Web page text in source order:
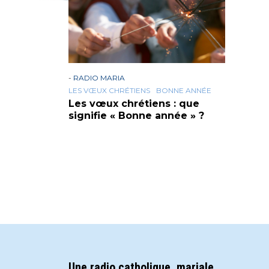
- RADIO MARIA
LES VŒUX CHRÉTIENS
BONNE ANNÉE
Les vœux chrétiens : que
signifie « Bonne année » ?